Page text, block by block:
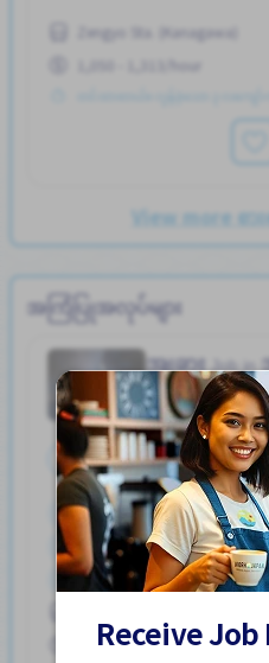
Zengyo Sta. (Kanagawa)
1,050 - 1,313/hour
View more စ
အကြံပြုအလုပ်များ
အျခား Job in
အချိန်ပြည့်
ကားပါကင္ရွိျခင္း
စက္ဘီးထ
ထမင်းကျွေးမည်
ဘူတာႏွင့္
လမ္းစရိတ္ေပးသည္
အဆ
250,000 - 400,000/month
Receive